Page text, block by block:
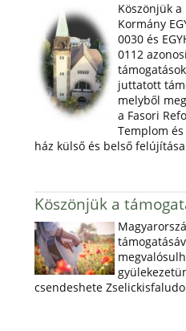
Köszönjük
Kormány
0030 és
0112
juttatott
melyből
a Fasori
Templom
ház külső és belső
Köszönjük a
csendeshete